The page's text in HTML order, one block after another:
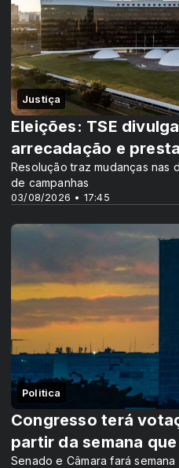
Justiça
03/08/2026 • 17:45
Eleições: TSE
arrecadação e
Resolução traz mudanças nas
de campanhas
Politica
Congresso terá
partir da semana
Senado e Câmara fará